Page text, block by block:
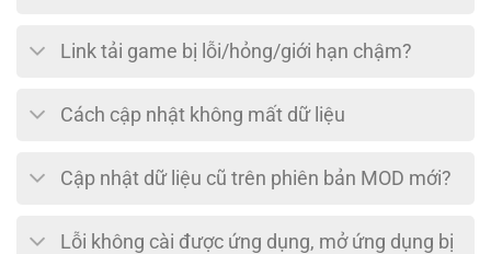
Link tải game bị lỗi/hỏng/giới hạn chậm?
Cách cập nhật không mất dữ liệu
Cập nhật dữ liệu cũ trên phiên bản MOD mới?
Lỗi không cài được ứng dụng, mở ứng dụng bị